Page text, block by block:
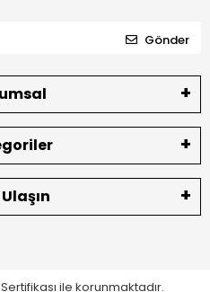
Gönder
ile korunmaktadır.